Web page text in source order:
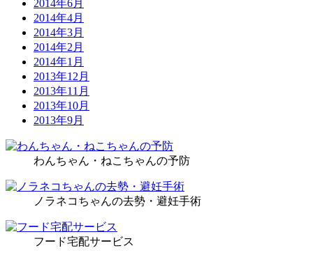
2014年6月
2014年4月
2014年3月
2014年2月
2014年1月
2013年12月
2013年11月
2013年10月
2013年9月
わんちゃん・ねこちゃんの予防
ノラネコちゃんの去勢・避妊手術
フード宅配サービス